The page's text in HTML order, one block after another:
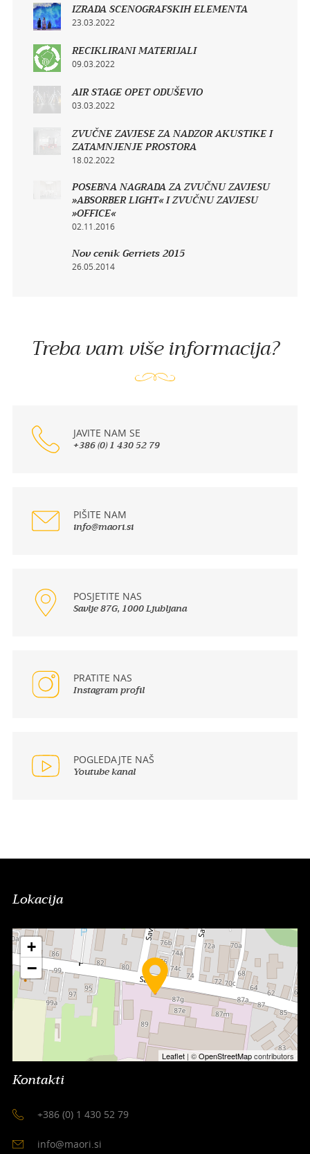
IZRADA SCENOGRAFSKIH ELEMENTA
23.03.2022
RECIKLIRANI MATERIJALI
09.03.2022
AIR STAGE OPET ODUŠEVIO
03.03.2022
ZVUČNE ZAVJESE ZA NADZOR AKUSTIKE I
ZATAMNJENJE PROSTORA
18.02.2022
POSEBNA NAGRADA ZA ZVUČNU ZAVJESU
»ABSORBER LIGHT« I ZVUČNU ZAVJESU
»OFFICE«
02.11.2016
Nov cenik Gerriets 2015
26.05.2014
Treba vam više informacija?
JAVITE NAM SE
+386 (0) 1 430 52 79
PIŠITE NAM
info@maori.si
POSJETITE NAS
Savlje 87G, 1000 Ljubljana
PRATITE NAS
Instagram profil
POGLEDAJTE NAŠ
Youtube kanal
Lokacija
+
−
Leaflet | ©OpenStreetMapcontributors
Kontakti
+386 (0) 1 430 52 79
info@maori.si